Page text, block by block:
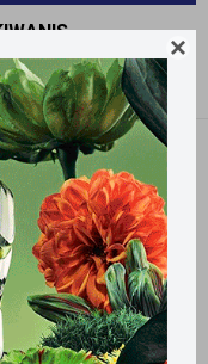

Recomendados
Quitar filtros